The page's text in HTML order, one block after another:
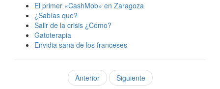
El primer «CashMob» en Zaragoza
¿Sabías que?
Salir de la crisis ¿Cómo?
Gatoterapia
Envidia sana de los franceses
Anterior Siguiente